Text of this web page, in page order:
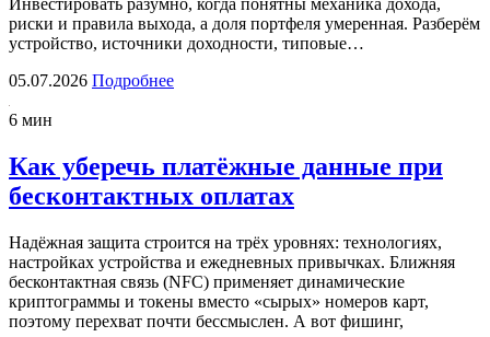
риски и правила выхода, а доля портфеля умеренная. Разберём
устройство, источники доходности, типовые…
05.07.2026 Подробнее
6 мин
Как уберечь платёжные данные при
бесконтактных оплатах
Надёжная защита строится на трёх уровнях: технологиях,
настройках устройства и ежедневных привычках. Ближняя
бесконтактная связь (NFC) применяет динамические
криптограммы и токены вместо «сырых» номеров карт,
поэтому перехват почти бессмыслен. А вот фишинг,